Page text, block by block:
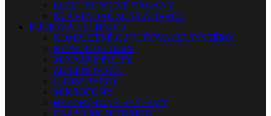
ELEKTRONICKÉ ORGANY
KLÁVESOVÉ ZOSILŇOVAČE
PÓDIOVÁ TECHNIKA
KOMPLETNÉ OZVUČOVACIE SYSTÉMY
REPRODUKTORY
MIXÁŽNE PULTY
ZOSILŇOVAČE
CROSSOVERY
MIKROFÓNY
BEZDRÔTOVÉ SYSTÉMY
IN-EAR MONITORING